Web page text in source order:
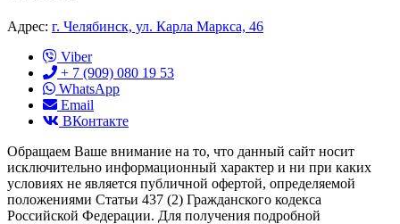
Адрес: г. Челябинск, ул. Карла Маркса, 46
Viber
+ 7 (909) 080 19 53
WhatsApp
Email
ВКонтакте
Обращаем Ваше внимание на то, что данный сайт носит
исключительно информационный характер и ни при каких
условиях не является публичной офертой, определяемой
положениями Статьи 437 (2) Гражданского кодекса
Российской Федерации. Для получения подробной